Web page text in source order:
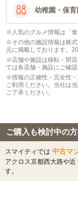
幼稚園・保育
※人気のグルメ情報は「食
※その他の施設情報は株
元に掲載しております。
※店舗や施設は移転・閉
ては各店舗・施設にご確認
※情報の正確性・完全性
ご利用ください。当社は
ご了承ください。
ご購入も検討中の
スマイティでは 中古マ
アクロス京都西大路や
す。